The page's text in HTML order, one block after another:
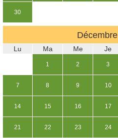
30
Décembre
Lu Ma Me Je
1 2 3
7 8 9 10
14 15 16 17
21 22 23 24